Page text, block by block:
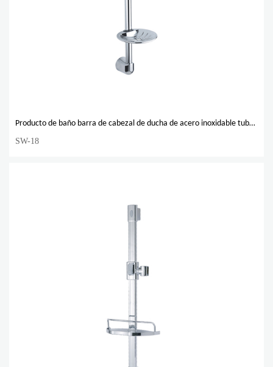
Producto de baño barra de cabezal de ducha de acero inoxidable tubería de acero inoxidable piezas de ABS soporte de barra deslizante de ducha ajustable
SW-18